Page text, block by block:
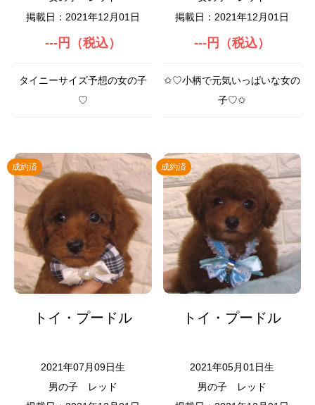
掲載日：2021年12月01日
---円（税込）
タイニーサイズ予想の女の子
♡
掲載日：2021年12月01日
---円（税込）
✩♡小柄で元気いっぱいな女の
子♡✩
成約済
トイ・プードル
2021年07月09日生
男の子
レッド
成約済
トイ・プードル
2021年05月01日生
男の子
レッド